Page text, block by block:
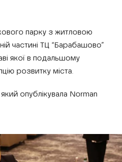
парку з житловою
частині ТЦ “Барабашово”
якої в подальшому
розвитку міста.
опублікувала Norman